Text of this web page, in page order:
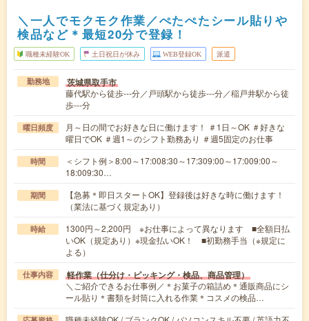
＼一人でモクモク作業／ぺたぺたシール貼りや
検品など＊最短20分で登録！
職種未経験OK 土日祝日が休み WEB登録OK 派遣
勤務地 茨城県取手市
藤代駅から徒歩---分／戸頭駅から徒歩---分／稲戸井駅から徒
歩---分
曜日頻度
月～日の間でお好きな日に働けます！ ＃1日～OK ＃好きな
曜日でOK ＃週1～のシフト勤務あり ＃週5固定のお仕事
時間
＜シフト例＞8:00～17:008:30～17:309:00～17:009:00～
18:009:30…
期間
【急募＊即日スタートOK】登録後は好きな時に働けます！
（業法に基づく規定あり）
時給
1300円～2,200円 ※お仕事によって異なります ■全額日払
いOK（規定あり）※現金払いOK！ ■初勤務手当（※規定に
よる）
仕事内容 軽作業（仕分け・ピッキング・検品、商品管理）
＼ご紹介できるお仕事例／＊お菓子の箱詰め＊通販商品にシ
ール貼り＊書類を封筒に入れる作業＊コスメの検品…